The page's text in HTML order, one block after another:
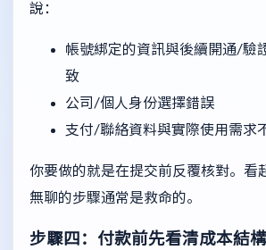
說：
帳號綁定的資訊與後續開通/驗
致
公司/個人身份選擇錯誤
支付/聯絡資料與實際使用需求
你要做的就是在提交前反覆核對。看
無聊的步驟通常是救命的。
步驟四：付款前先看清成本結